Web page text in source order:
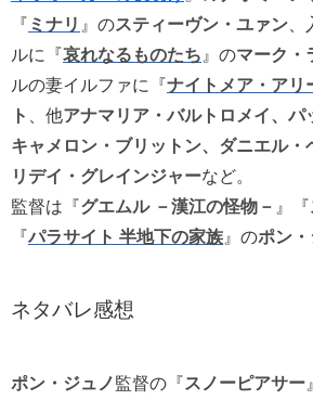
『 ミナリ 』のスティーヴン・ユァン、
ルに『哀れなるものたち』のマーク・
ルの妻イルファに『ナイトメア・アリ
ト 、他アナマリア・バルトロメイ、パ
キャメロン・ブリットン、ダニエル・
リデイ・グレインジャーなど。
監督は『グエムル －漢江の怪物－ 』『
『パラサイト 半地下の家族』のポン・
ネタバレ感想
ポン・ジュノ監督の『スノーピアサー